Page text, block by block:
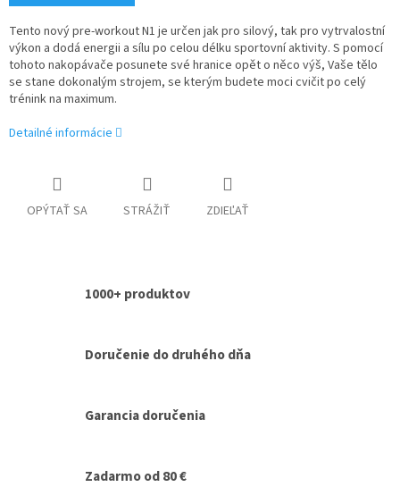
Tento nový pre-workout N1 je určen jak pro silový, tak pro vytrvalostní
výkon a dodá energii a sílu po celou délku sportovní aktivity. S pomocí
tohoto nakopávače posunete své hranice opět o něco výš, Vaše tělo
se stane dokonalým strojem, se kterým budete moci cvičit po celý
trénink na maximum.
Detailné informácie
OPÝTAŤ SA STRÁŽIŤ ZDIEĽAŤ
1000+ produktov
Doručenie do druhého dňa
Garancia doručenia
Zadarmo od 80 €